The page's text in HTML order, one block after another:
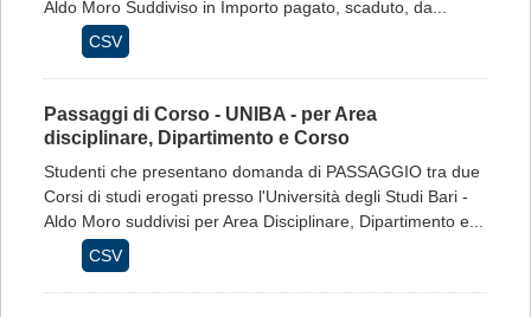
Aldo Moro Suddiviso in Importo pagato, scaduto, da...
CSV
Passaggi di Corso - UNIBA - per Area
disciplinare, Dipartimento e Corso
Studenti che presentano domanda di PASSAGGIO tra due
Corsi di studi erogati presso l'Università degli Studi Bari -
Aldo Moro suddivisi per Area Disciplinare, Dipartimento e...
CSV